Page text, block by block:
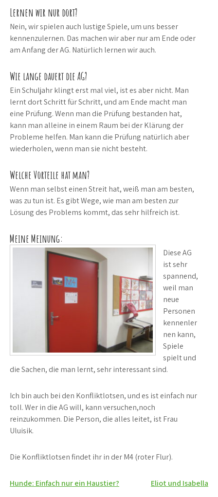
Lernen wir nur dort?
Nein, wir spielen auch lustige Spiele, um uns besser
kennenzulernen. Das machen wir aber nur am Ende oder
am Anfang der AG. Natürlich lernen wir auch.
Wie lange dauert die AG?
Ein Schuljahr klingt erst mal viel, ist es aber nicht. Man
lernt dort Schritt für Schritt, und am Ende macht man
eine Prüfung. Wenn man die Prüfung bestanden hat,
kann man alleine in einem Raum bei der Klärung der
Probleme helfen. Man kann die Prüfung natürlich aber
wiederholen, wenn man sie nicht besteht.
Welche Vorteile hat man?
Wenn man selbst einen Streit hat, weiß man am besten,
was zu tun ist. Es gibt Wege, wie man am besten zur
Lösung des Problems kommt, das sehr hilfreich ist.
Meine Meinung:
Diese AG
ist sehr
spannend,
weil man
neue
Personen
kennenler
nen kann,
Spiele
spielt und
die Sachen, die man lernt, sehr interessant sind.
Ich bin auch bei den Konfliktlotsen, und es ist einfach nur
toll. Wer in die AG will, kann versuchen,noch
reinzukommen. Die Person, die alles leitet, ist Frau
Uluisik.
Die Konfliktlotsen findet ihr in der M4 (roter Flur).
Beitragsnavigation
Hunde: Einfach nur ein Haustier? Eliot und Isabella